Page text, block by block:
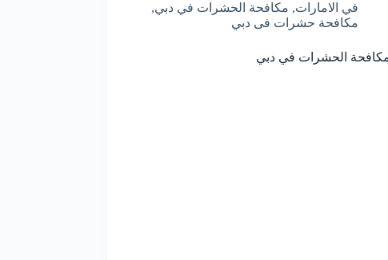
في الامارات, مكافحة الحشرات في دبي,
مكافحة حشرات فى دبي
الحشرات في دبي